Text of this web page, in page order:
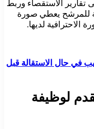
تقارير الاستقصاء وربط
للمرشح يعطي صورة
لديها.
في حال الاستقالة قبل
لوظيفة